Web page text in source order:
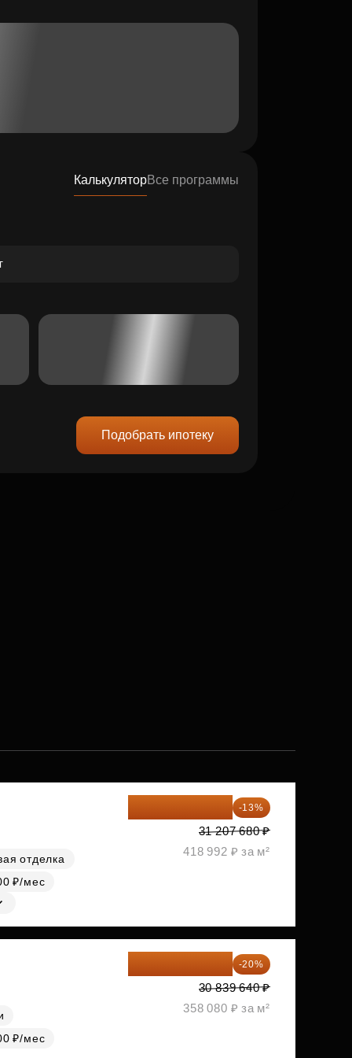
КалькуляторВсе программы
Подобрать ипотеку
отделка
₽/мес
-13%
31 207 680 ₽
418 992 ₽ за м²
₽/мес
-20%
30 839 640 ₽
358 080 ₽ за м²